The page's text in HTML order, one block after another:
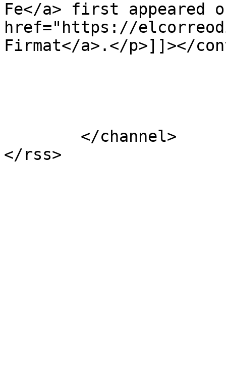
Fe</a> first appeared
href="https://
Firmat</a>.</p>]]></